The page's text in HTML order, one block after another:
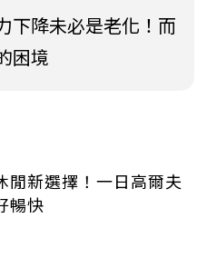
下降未必是老化！而
困境
閒新選擇！一日高爾夫
暢快